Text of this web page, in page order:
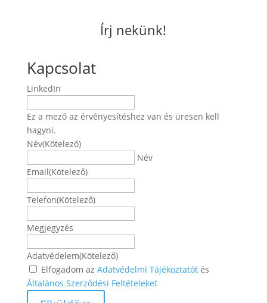
Írj nekünk!
Kapcsolat
LinkedIn
Ez a mező az érvényesítéshez van és üresen kell
hagyni.
Név(Kötelező)
Név
Email(Kötelező)
Telefon(Kötelező)
Megjegyzés
Adatvédelem(Kötelező)
Elfogadom az Adatvédelmi Tájékoztatótés
Általános Szerződési Feltételeket